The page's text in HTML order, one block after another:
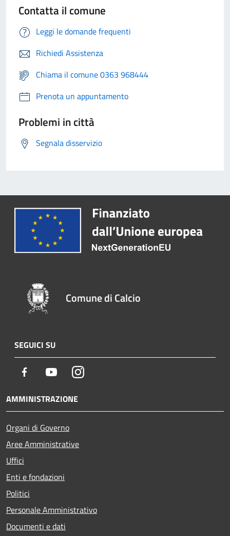
Contatta il comune
Leggi le domande frequenti
Richiedi Assistenza
Chiama il comune 0363 968444
Prenota un appuntamento
Problemi in città
Segnala disservizio
Comune di Calcio
SEGUICI SU
Facebook YoutubeInstagram
AMMINISTRAZIONE
Organi di Governo
Aree Amministrative
Uffici
Enti e fondazioni
Politici
Personale Amministrativo
Documenti e dati